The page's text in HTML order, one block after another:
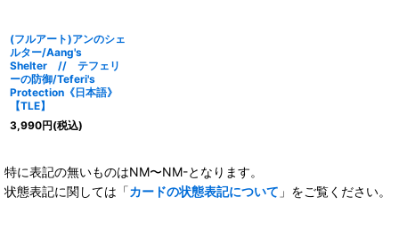
(フルアート)アンのシェ
ルター/Aang's
Shelter // テフェリ
ーの防御/Teferi's
Protection《日本語》
【TLE】
3,990円(税込)
特に表記の無いものはNM〜NM-となります。
状態表記に関しては「カードの状態表記について 」をご覧ください。